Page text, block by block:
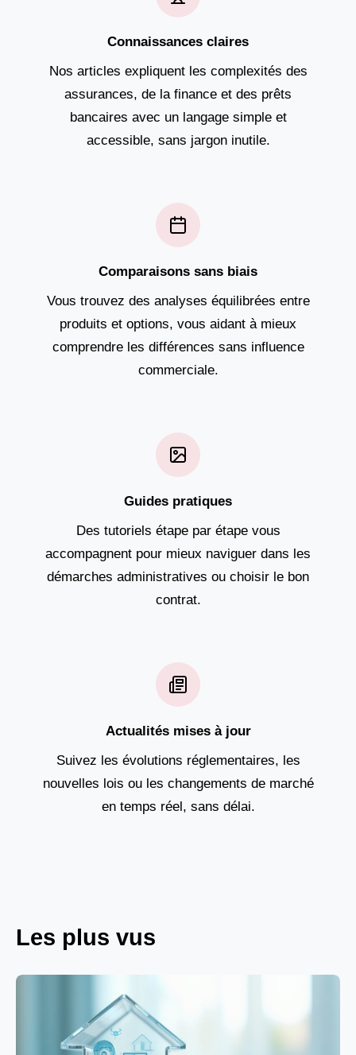
Connaissances claires
Nos articles expliquent les complexités des
assurances, de la finance et des prêts
bancaires avec un langage simple et
accessible, sans jargon inutile.
Comparaisons sans biais
Vous trouvez des analyses équilibrées entre
produits et options, vous aidant à mieux
comprendre les différences sans influence
commerciale.
Guides pratiques
Des tutoriels étape par étape vous
accompagnent pour mieux naviguer dans les
démarches administratives ou choisir le bon
contrat.
Actualités mises à jour
Suivez les évolutions réglementaires, les
nouvelles lois ou les changements de marché
en temps réel, sans délai.
Les plus vus